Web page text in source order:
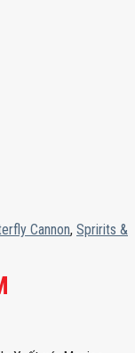
Cannon, Spririts &